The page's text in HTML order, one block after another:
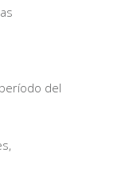
del